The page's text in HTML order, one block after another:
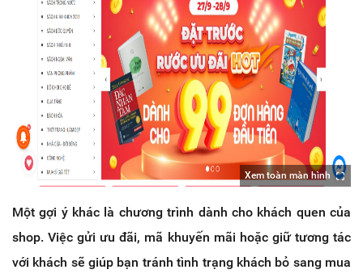
Xem toàn màn hình
Một gợi ý khác là chương trình dành cho khách quen của
shop. Việc gửi ưu đãi, mã khuyến mãi hoặc giữ tương tác
với khách sẽ giúp bạn tránh tình trạng khách bỏ sang mua